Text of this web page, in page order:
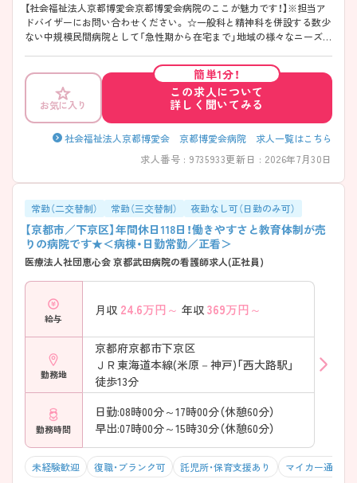
【社会福祉法人京都博愛会京都博愛会病院のここが魅力です！】※担当ア
ドバイザーにお問い合わせください。 ☆一般科と精神科を併設する数少
ない中規模民間病院として「急性期から在宅まで」地域の様々なニーズに
があります。臨時実習の受け入れもされており、幅広い教育を行ってお
られます。 ☆年間休日110日！有給消化率8割以上、残業時間も月間5時間
程度と、プライベートと両立したい方にもおすすめです。
お気に入り
簡単1分！
この求人について
詳しく聞いてみる
社会福祉法人京都博愛会 京都博愛会病院 求人一覧はこちら
求人番号 : 9735933更新日 : 2026年7月30日
常勤（二交替制） 常勤（三交替制） 夜勤なし可（日勤のみ可）
【京都市／下京区】年間休日118日！働きやすさと教育体制が売
りの病院です★＜病棟・日勤常勤／正看＞
医療法人社団恵心会 京都武田病院の看護師求人(正社員)
給与
月収 24.6万円～ 年収 369万円～
勤務地
京都府京都市下京区
ＪＲ東海道本線(米原－神戸)「西大路駅」
徒歩13分
勤務時間
日勤:08時00分～17時00分（休憩60分）
早出:07時00分～15時30分（休憩60分）
未経験歓迎 復職・ブランク可 託児所・保育支援あり マイカー通勤可